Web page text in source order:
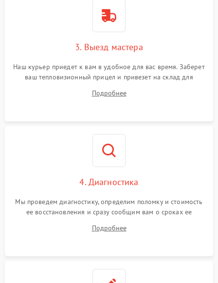
3. Выезд мастера
Наш курьер приедет к вам в удобное для вас время. Заберет
ваш тепловизионный прицел и привезет на склад для
Подробнее
4. Диагностика
Мы проведем диагностику, определим поломку и стоимость
ее восстановления и сразу сообщим вам о сроках ее
Подробнее